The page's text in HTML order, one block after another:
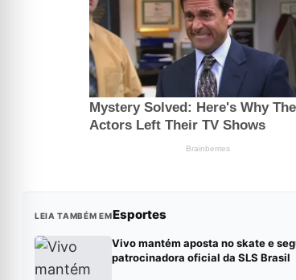
LEIA TAMBÉM EMEsportes
Vivo mantém aposta no skate e
patrocinadora oficial da SLS Brasil